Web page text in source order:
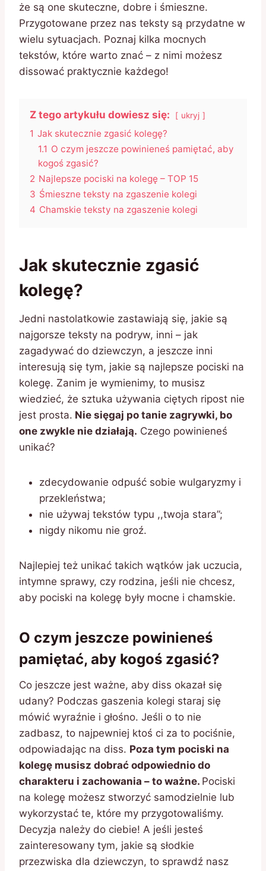
że są one skuteczne, dobre i śmieszne.
Przygotowane przez nas teksty są przydatne w
wielu sytuacjach. Poznaj kilka mocnych
tekstów, które warto znać – z nimi możesz
dissować praktycznie każdego!
Z tego artykułu dowiesz się: ukryj
1 Jak skutecznie zgasić kolegę?
1.1 O czym jeszcze powinieneś pamiętać, aby
kogoś zgasić?
2 Najlepsze pociski na kolegę – TOP 15
3 Śmieszne teksty na zgaszenie kolegi
4 Chamskie teksty na zgaszenie kolegi
Jak skutecznie zgasić
kolegę?
Jedni nastolatkowie zastawiają się, jakie są
najgorsze teksty na podryw, inni – jak
zagadywać do dziewczyn, a jeszcze inni
interesują się tym, jakie są najlepsze pociski na
kolegę. Zanim je wymienimy, to musisz
wiedzieć, że sztuka używania ciętych ripost nie
jest prosta. Nie sięgaj po tanie zagrywki, bo
one zwykle nie działają. Czego powinieneś
unikać?
zdecydowanie odpuść sobie wulgaryzmy i
przekleństwa;
nie używaj tekstów typu ,,twoja stara”;
nigdy nikomu nie groź.
Najlepiej też unikać takich wątków jak uczucia,
intymne sprawy, czy rodzina, jeśli nie chcesz,
aby pociski na kolegę były mocne i chamskie.
O czym jeszcze powinieneś
pamiętać, aby kogoś zgasić?
Co jeszcze jest ważne, aby diss okazał się
udany? Podczas gaszenia kolegi staraj się
mówić wyraźnie i głośno. Jeśli o to nie
zadbasz, to najpewniej ktoś ci za to pociśnie,
odpowiadając na diss. Poza tym pociski na
kolegę musisz dobrać odpowiednio do
charakteru i zachowania – to ważne. Pociski
na kolegę możesz stworzyć samodzielnie lub
wykorzystać te, które my przygotowaliśmy.
Decyzja należy do ciebie! A jeśli jesteś
zainteresowany tym, jakie są słodkie
przezwiska dla dziewczyn, to sprawdź nasz